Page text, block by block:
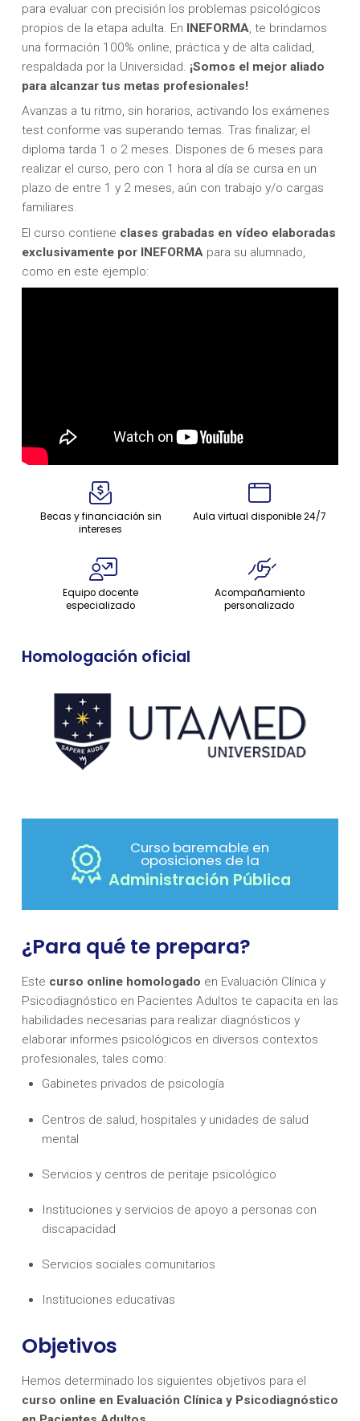
para evaluar con precisión los problemas psicológicos
propios de la etapa adulta. En INEFORMA , te brindamos
una formación 100% online, práctica y de alta calidad,
respaldada por la Universidad. ¡Somos el mejor aliado
para alcanzar tus metas profesionales!
Avanzas a tu ritmo, sin horarios, activando los exámenes
test conforme vas superando temas. Tras finalizar, el
diploma tarda 1 o 2 meses. Dispones de 6 meses para
realizar el curso, pero con 1 hora al día se cursa en un
plazo de entre 1 y 2 meses, aún con trabajo y/o cargas
familiares.
El curso contiene clases grabadas en vídeo elaboradas
exclusivamente por INEFORMA para su alumnado,
como en este ejemplo:
Becas y financiación sin
intereses
Aula virtual disponible 24/7
Equipo docente
especializado
Acompañamiento
personalizado
Homologación oficial
Curso baremable en
oposiciones de la
Administración Pública
¿Para qué te prepara?
Este curso online homologado en Evaluación Clínica y
Psicodiagnóstico en Pacientes Adultos te capacita en las
habilidades necesarias para realizar diagnósticos y
elaborar informes psicológicos en diversos contextos
profesionales, tales como:
Gabinetes privados de psicología
Centros de salud, hospitales y unidades de salud
mental
Servicios y centros de peritaje psicológico
Instituciones y servicios de apoyo a personas con
discapacidad
Servicios sociales comunitarios
Instituciones educativas
Objetivos
Hemos determinado los siguientes objetivos para el
curso online en Evaluación Clínica y Psicodiagnóstico